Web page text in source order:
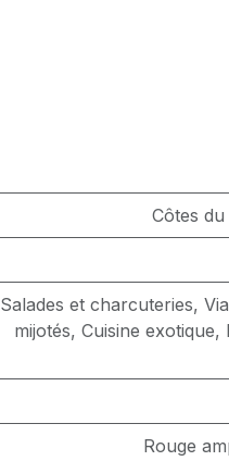
Côtes
Salades et charcuteries,
mijotés, Cuisine exotique,
Rouge